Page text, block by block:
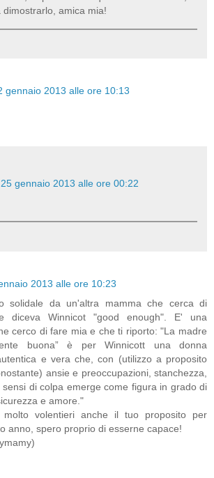
dimostrarlo, amica mia!
gennaio 2013 alle ore 10:13
25 gennaio 2013 alle ore 00:22
2013 alle ore 10:23
solidale da un'altra mamma che cerca di
diceva Winnicot "good enough". E' una
cerco di fare mia e che ti riporto: "La madre
buona” è per Winnicott una donna
e vera che, con (utilizzo a proposito
ansie e preoccupazioni, stanchezza,
di colpa emerge come figura in grado di
e amore."
molto volentieri anche il tuo proposito per
anno, spero proprio di esserne capace!